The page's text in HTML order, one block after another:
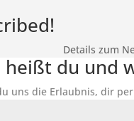
Details zum
heißt du und
uns die Erlaubnis, dir